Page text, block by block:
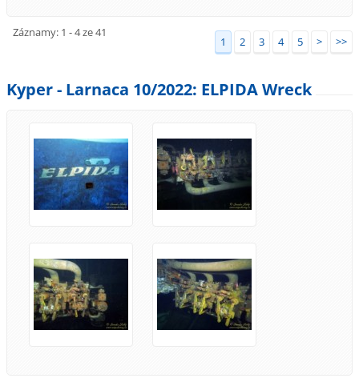
Záznamy: 1 - 4 ze 41
1 2 3 4 5 > >>
Kyper - Larnaca 10/2022: ELPIDA Wreck